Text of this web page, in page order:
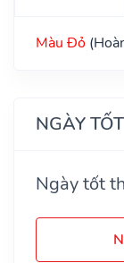
Màu Đỏ
NGÀY
Ngày tốt